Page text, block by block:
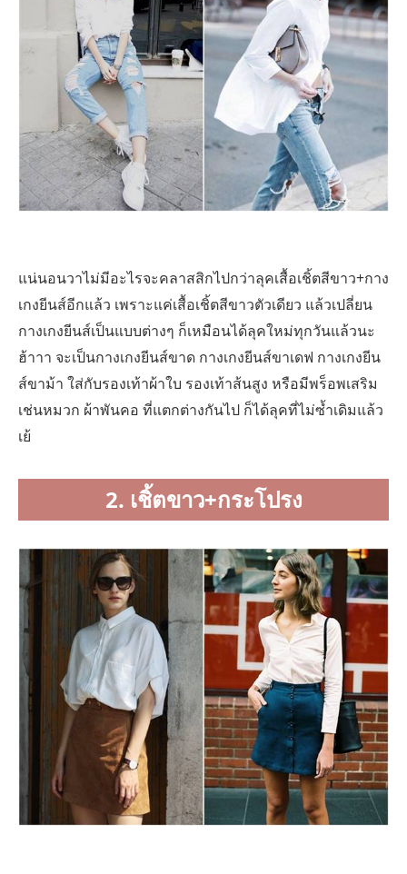
แน่นอนวาไม่มีอะไรจะคลาสสิกไปกว่าลุคเสื้อเชิ้ตสีขาว+กาง
เกงยีนส์อีกแล้ว เพราะแค่เสื้อเชิ้ตสีขาวตัวเดียว แล้วเปลี่ยน
กางเกงยีนส์เป็นแบบต่างๆ ก็เหมือนได้ลุคใหม่ทุกวันแล้วนะ
ฮ้าาา จะเป็นกางเกงยีนส์ขาด กางเกงยีนส์ขาเดฟ กางเกงยีน
ส์ขาม้า ใส่กับรองเท้าผ้าใบ รองเท้าส้นสูง หรือมีพร็อพเสริม
เช่นหมวก ผ้าพันคอ ที่แตกต่างกันไป ก็ได้ลุคที่ไม่ซ้ำเดิมแล้ว
เย้
2. เชิ้ตขาว+กระโปรง